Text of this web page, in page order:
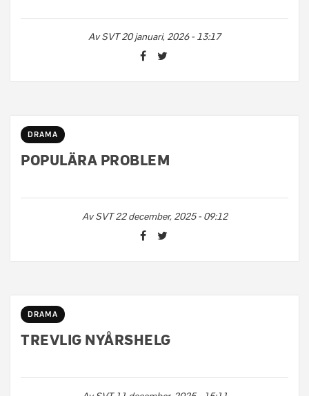
AvSVT 20 januari, 2026 - 13:17
DRAMA
POPULÄRA PROBLEM
AvSVT 22 december, 2025 - 09:12
DRAMA
TREVLIG NYÅRSHELG